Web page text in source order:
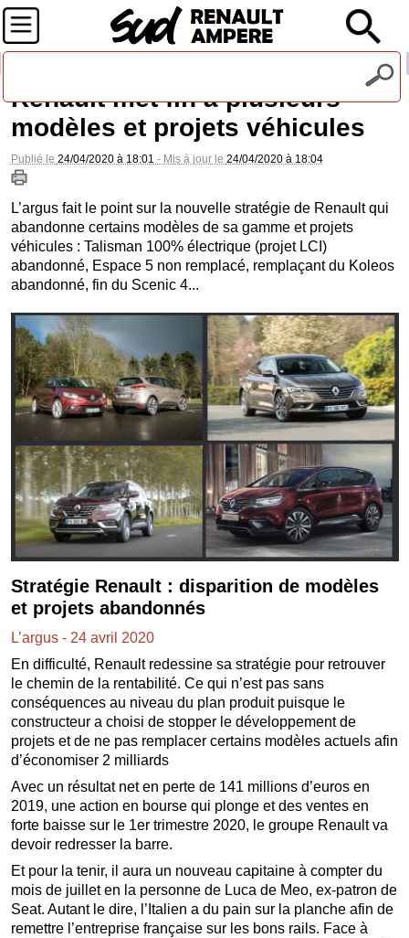
Renault met fin à plusieurs
modèles et projets véhicules
Publié le 24/04/2020 à 18:01 - Mis à jour le 24/04/2020 à 18:04
L’argus fait le point sur la nouvelle stratégie de Renault qui
abandonne certains modèles de sa gamme et projets
véhicules : Talisman 100% électrique (projet LCI)
abandonné, Espace 5 non remplacé, remplaçant du Koleos
abandonné, fin du Scenic 4...
Stratégie Renault : disparition de modèles
et projets abandonnés
L’argus - 24 avril 2020
En difficulté, Renault redessine sa stratégie pour retrouver
le chemin de la rentabilité. Ce qui n’est pas sans
conséquences au niveau du plan produit puisque le
constructeur a choisi de stopper le développement de
projets et de ne pas remplacer certains modèles actuels afin
d’économiser 2 milliards
Avec un résultat net en perte de 141 millions d’euros en
2019, une action en bourse qui plonge et des ventes en
forte baisse sur le 1er trimestre 2020, le groupe Renault va
devoir redresser la barre.
Et pour la tenir, il aura un nouveau capitaine à compter du
mois de juillet en la personne de Luca de Meo, ex-patron de
Seat. Autant le dire, l’Italien a du pain sur la planche afin de
remettre l’entreprise française sur les bons rails. Face à